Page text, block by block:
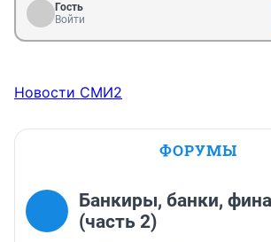
Гость
Войти
Новости СМИ2
ФОРУМЫ
Банкиры, банки,
(часть 2)